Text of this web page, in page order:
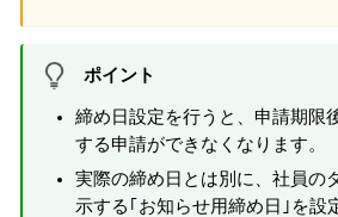
ポイント
締め日設定を行うと、申請期限
する申請ができなくなります。
実際の締め日とは別に、社員の
示する｢お知らせ用締め日｣を設